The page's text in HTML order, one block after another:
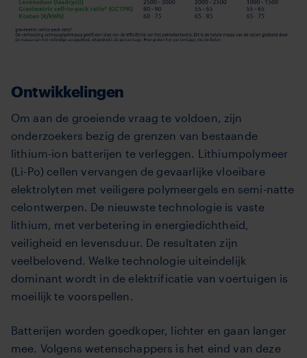
Ontwikkelingen
Om aan de groeiende vraag te voldoen, zijn
onderzoekers bezig de grenzen van bestaande
lithium-ion batterijen te verleggen. Lithiumpolymeer
(Li-Po) cellen vervangen de gevaarlijke vloeibare
elektrolyten met veiligere polymeergels en semi-natte
celontwerpen. De nieuwste technologie is vaste
lithium, met verbetering in energiedichtheid,
veiligheid en levensduur. De resultaten zijn
veelbelovend. Welke technologie uiteindelijk
dominant wordt in de elektrificatie van voertuigen is
moeilijk te voorspellen.
Batterijen worden goedkoper, lichter en gaan langer
mee. Volgens wetenschappers is het eind van deze